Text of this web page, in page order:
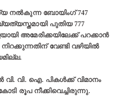
നല്‍കുന്ന ബോയിംഗ് 747
പുതിയ 777
അമേരിക്കയിലേക്ക് പറക്കാന്‍
വേണ്ടി വഴിയില്‍
വി. ഐ. പികള്‍ക്ക് വിമാനം
രൂപ നീക്കിവെച്ചിരുന്നു.